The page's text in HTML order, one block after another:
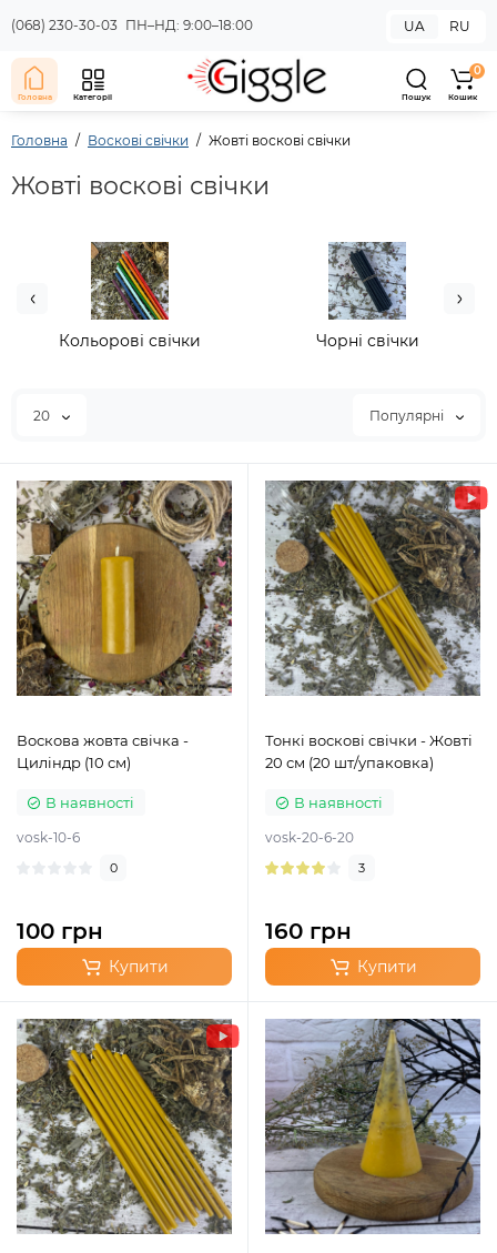
(068) 230-30-03 ПН–НД: 9:00–18:00 UA RU
Головна Категорії Пошук
0
Кошик
Головна Воскові свічки Жовті воскові свічки
Жовті воскові свічки
Кольорові свічки Чорні свічки
20 Популярні
Воскова жовта свічка -
Циліндр (10 см)
В наявності
vosk-10-6
0
100 грн
Купити
Тонкі воскові свічки - Жовті
20 см (20 шт/упаковка)
В наявності
vosk-20-6-20
3
160 грн
Купити